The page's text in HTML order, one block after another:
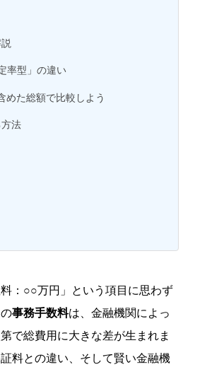
率型」の違い
めた総額で比較しよう
法
：○○万円」という項目に思わず
事務手数料は、金融機関によっ
で総費用に大きな差が生まれま
料との違い、そして賢い金融機